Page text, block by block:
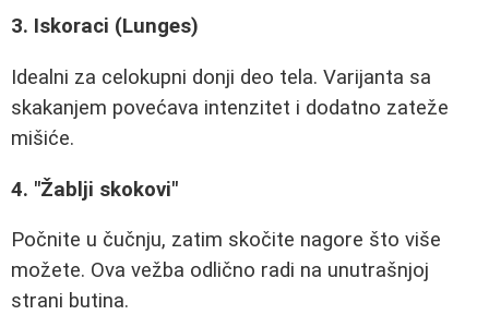
3. Iskoraci (Lunges)
Idealni za celokupni donji deo tela. Varijanta sa
skakanjem povećava intenzitet i dodatno zateže
mišiće.
4. "Žablji skokovi"
Počnite u čučnju, zatim skočite nagore što više
možete. Ova vežba odlično radi na unutrašnjoj
strani butina.